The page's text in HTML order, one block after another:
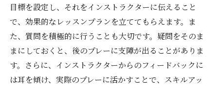
目標を設定し、それをインストラクターに伝えること
で、効果的なレッスンプランを立ててもらえます。ま
た、質問を積極的に行うことも大切です。疑問をそのま
まにしておくと、後のプレーに支障が出ることがありま
す。さらに、インストラクターからのフィードバックに
は耳を傾け、実際のプレーに活かすことで、スキルアッ